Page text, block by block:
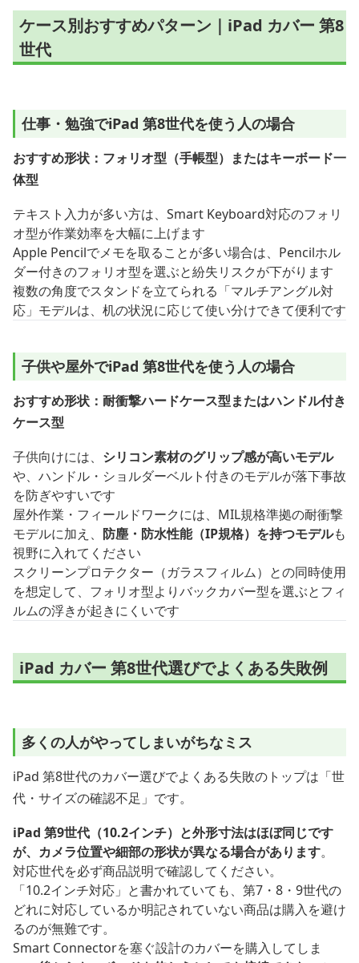
ケース別おすすめパターン｜iPad カバー 第8
世代
仕事・勉強でiPad 第8世代を使う人の場合
おすすめ形状：フォリオ型（手帳型）またはキーボード一
体型
テキスト入力が多い方は、Smart Keyboard対応のフォリ
オ型が作業効率を大幅に上げます
Apple Pencilでメモを取ることが多い場合は、Pencilホル
ダー付きのフォリオ型を選ぶと紛失リスクが下がります
複数の角度でスタンドを立てられる「マルチアングル対
応」モデルは、机の状況に応じて使い分けできて便利です
子供や屋外でiPad 第8世代を使う人の場合
おすすめ形状：耐衝撃ハードケース型またはハンドル付き
ケース型
子供向けには、 シリコン素材のグリップ感が高いモデル
や、ハンドル・ショルダーベルト付きのモデルが落下事故
を防ぎやすいです
屋外作業・フィールドワークには、MIL規格準拠の耐衝撃
モデルに加え、 防塵・防水性能（IP規格）を持つモデルも
視野に入れてください
スクリーンプロテクター（ガラスフィルム）との同時使用
を想定して、フォリオ型よりバックカバー型を選ぶとフィ
ルムの浮きが起きにくいです
iPad カバー 第8世代選びでよくある失敗例
多くの人がやってしまいがちなミス
iPad 第8世代のカバー選びでよくある失敗のトップは「世
代・サイズの確認不足」です。
iPad 第9世代（10.2インチ）と外形寸法はほぼ同じです
が、カメラ位置や細部の形状が異なる場合があります。
対応世代を必ず商品説明で確認してください。
「10.2インチ対応」と書かれていても、第7・8・9世代の
どれに対応しているか明記されていない商品は購入を避け
るのが無難です。
Smart Connectorを塞ぐ設計のカバーを購入してしま